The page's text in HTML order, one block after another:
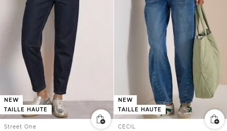
NEW
TAILLE HAUTE
Street One
NEW
TAILLE HAUTE
CECIL